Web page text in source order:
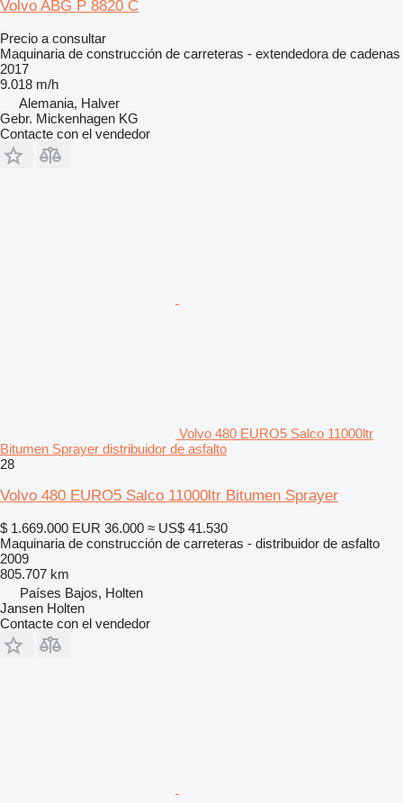
Volvo ABG P 8820 C
Precio a consultar
Maquinaria de construcción de carreteras - extendedora de cadenas
2017
9.018 m/h
Alemania, Halver
Gebr. Mickenhagen KG
Contacte con el vendedor
Volvo 480 EURO5 Salco 11000ltr
Bitumen Sprayer distribuidor de asfalto
28
Volvo 480 EURO5 Salco 11000ltr Bitumen Sprayer
$ 1.669.000 EUR 36.000 ≈ US$ 41.530
Maquinaria de construcción de carreteras - distribuidor de asfalto
2009
805.707 km
Países Bajos, Holten
Jansen Holten
Contacte con el vendedor